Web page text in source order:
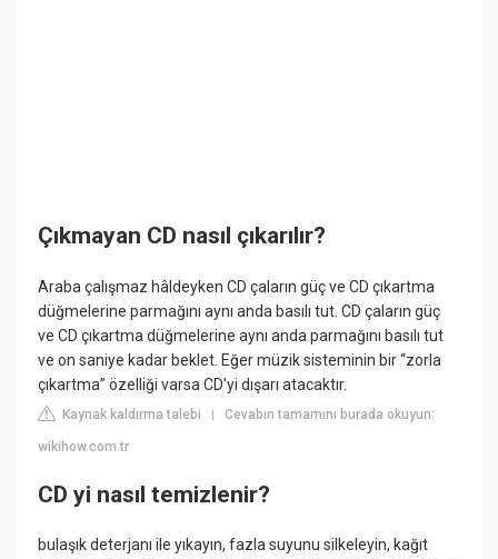
Çıkmayan CD nasıl çıkarılır?
Araba çalışmaz hâldeyken CD çaların güç ve CD çıkartma
düğmelerine parmağını aynı anda basılı tut. CD çaların güç
ve CD çıkartma düğmelerine aynı anda parmağını basılı tut
ve on saniye kadar beklet. Eğer müzik sisteminin bir “zorla
çıkartma” özelliği varsa CD'yi dışarı atacaktır.
Kaynak kaldırma talebi |Cevabın tamamını burada okuyun:
wikihow.com.tr
CD yi nasıl temizlenir?
bulaşık deterjanı ile yıkayın, fazla suyunu silkeleyin, kağıt